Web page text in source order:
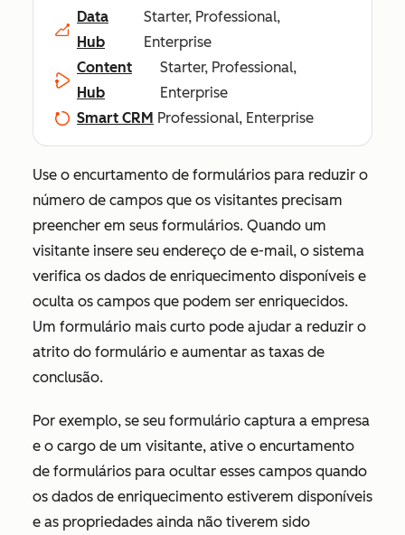
Data
Hub
Starter, Professional,
Enterprise
Content
Hub
Starter, Professional,
Enterprise
Smart CRM Professional, Enterprise
Use o encurtamento de formulários para reduzir o
número de campos que os visitantes precisam
preencher em seus formulários. Quando um
visitante insere seu endereço de e-mail, o sistema
verifica os dados de enriquecimento disponíveis e
oculta os campos que podem ser enriquecidos.
Um formulário mais curto pode ajudar a reduzir o
atrito do formulário e aumentar as taxas de
conclusão.
Por exemplo, se seu formulário captura a empresa
e o cargo de um visitante, ative o encurtamento
de formulários para ocultar esses campos quando
os dados de enriquecimento estiverem disponíveis
e as propriedades ainda não tiverem sido